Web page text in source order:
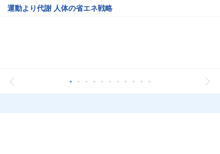
運動より代謝 人体の省エネ戦略